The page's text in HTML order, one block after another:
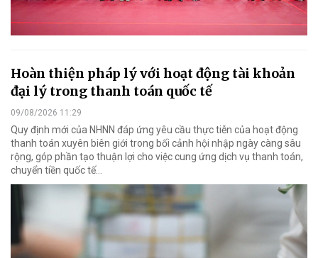
Hoàn thiện pháp lý với hoạt động tài khoản
đại lý trong thanh toán quốc tế
09/08/2026 11:29
Quy định mới của NHNN đáp ứng yêu cầu thực tiễn của hoạt động
thanh toán xuyên biên giới trong bối cảnh hội nhập ngày càng sâu
rộng, góp phần tạo thuận lợi cho việc cung ứng dịch vụ thanh toán,
chuyển tiền quốc tế...